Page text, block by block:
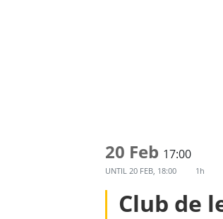
20 Feb 17:00
UNTIL 20 FEB, 18:00 1h
Club de